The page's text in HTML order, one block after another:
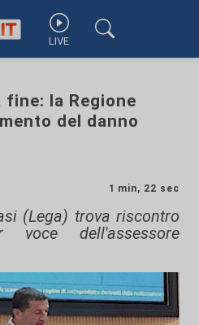
LIVE
fine: la Regione
del danno
1 min, 22 sec
(Lega) trova riscontro
dell'assessore